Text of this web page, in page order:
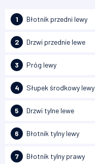
1 Błotnik przedni lewy
2 Drzwi przednie lewe
3 Próg lewy
4 Słupek środkowy lewy
5 Drzwi tylne lewe
6 Błotnik tylny lewy
7 Błotnik tylny prawy